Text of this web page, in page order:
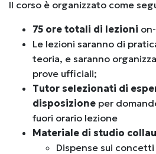
Il corso è organizzato come
75 ore totali di lezioni
Le lezioni saranno di
teoria, e saranno
prove ufficiali;
Tutor selezionati di
disposizione per
fuori orario lezione
Materiale di studio
Dispense sui